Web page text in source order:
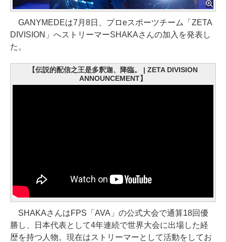
GANYMEDEは7月8日、プロeスポーツチーム「ZETA
DIVISION」へストリーマーSHAKAさんの加入を発表し
た。
【伝説的配信之王是多釈迦、降臨。 | ZETA DIVISION
ANNOUNCEMENT】
SHAKAさんはFPS「AVA」の公式大会で通算18回優
勝し、日本代表として4年連続で世界大会に出場した経
歴を持つ人物。現在はストリーマーとして活動をしてお